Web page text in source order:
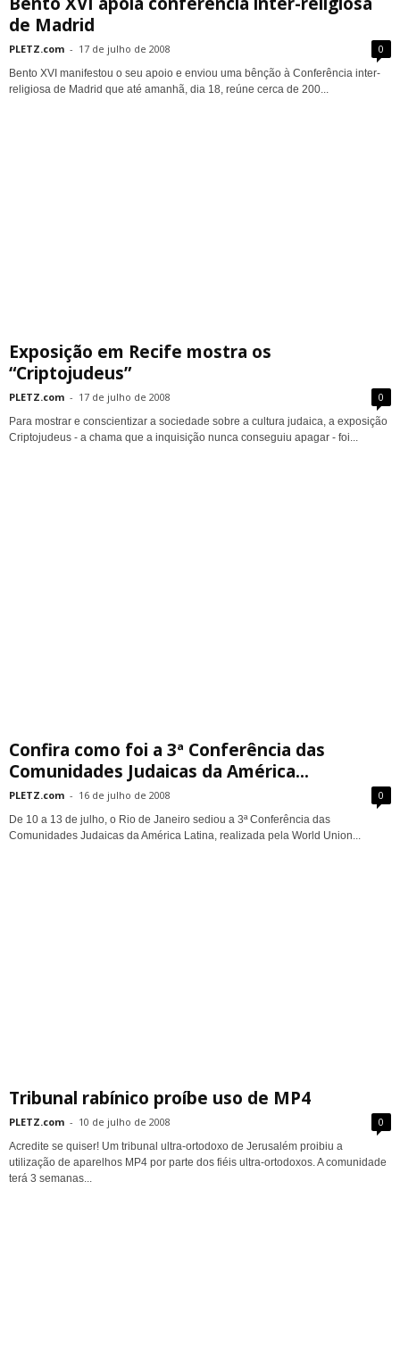
de Madrid
PLETZ.com - 17 de julho de 2008 0
Bento XVI manifestou o seu apoio e enviou uma bênção à Conferência inter-
religiosa de Madrid que até amanhã, dia 18, reúne cerca de 200...
Exposição em Recife mostra os
“Criptojudeus”
PLETZ.com - 17 de julho de 2008 0
Para mostrar e conscientizar a sociedade sobre a cultura judaica, a exposição
Criptojudeus - a chama que a inquisição nunca conseguiu apagar - foi...
Confira como foi a 3ª Conferência das
Comunidades Judaicas da América...
PLETZ.com - 16 de julho de 2008 0
De 10 a 13 de julho, o Rio de Janeiro sediou a 3ª Conferência das
Comunidades Judaicas da América Latina, realizada pela World Union...
Tribunal rabínico proíbe uso de MP4
PLETZ.com - 10 de julho de 2008 0
Acredite se quiser! Um tribunal ultra-ortodoxo de Jerusalém proibiu a
utilização de aparelhos MP4 por parte dos fiéis ultra-ortodoxos. A comunidade
terá 3 semanas...